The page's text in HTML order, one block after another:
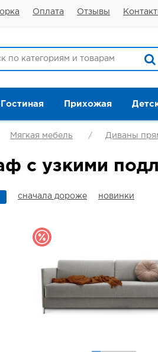
Оплата Отзывы
Гостиная Прихожая
Мягкая мебель Диваны
с узкими
сначала дороже новинки